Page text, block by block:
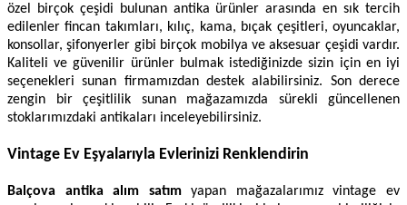
özel birçok çeşidi bulunan antika ürünler arasında en sık tercih
edilenler fincan takımları, kılıç, kama, bıçak çeşitleri, oyuncaklar,
konsollar, şifonyerler gibi birçok mobilya ve aksesuar çeşidi vardır.
Kaliteli ve güvenilir ürünler bulmak istediğinizde sizin için en iyi
seçenekleri sunan firmamızdan destek alabilirsiniz. Son derece
zengin bir çeşitlilik sunan mağazamızda sürekli güncellenen
stoklarımızdaki antikaları inceleyebilirsiniz.
Vintage Ev Eşyalarıyla Evlerinizi Renklendirin
Balçova antika alım satımyapan mağazalarımız vintage ev